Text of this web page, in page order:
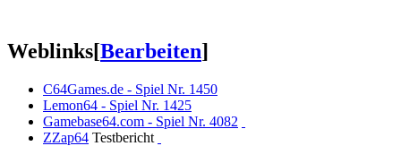
Weblinks[Bearbeiten]
C64Games.de - Spiel Nr. 1450
Lemon64 - Spiel Nr. 1425
Gamebase64.com - Spiel Nr. 4082
ZZap64 Testbericht